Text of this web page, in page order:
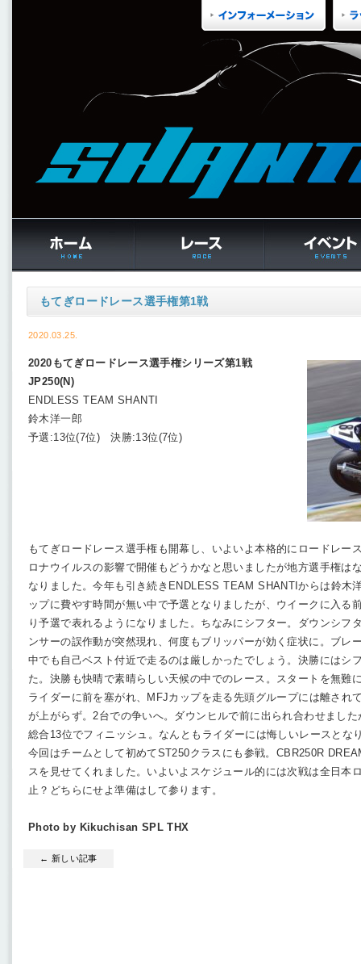
もてぎロードレース選手権第1戦
2020.03.25.
2020もてぎロードレース選手権シリーズ第1戦
JP250(N)
ENDLESS TEAM SHANTI
鈴木洋一郎
予選:13位(7位) 決勝:13位(7位)
もてぎロードレース選手権も開幕し、いよいよ本格的にロードレー
ロナウイルスの影響で開催もどうかなと思いましたが地方選手権は
なりました。今年も引き続きENDLESS TEAM SHANTIからは鈴木
ップに費やす時間が無い中で予選となりましたが、ウイークに入る
り予選で表れるようになりました。ちなみにシフター。ダウンシフ
ンサーの誤作動が突然現れ、何度もブリッパーが効く症状に。ブレ
中でも自己ベスト付近で走るのは厳しかったでしょう。決勝にはシ
た。決勝も快晴で素晴らしい天候の中でのレース。スタートを無難
ライダーに前を塞がれ、MFJカップを走る先頭グループには離され
が上がらず。2台での争いへ。ダウンヒルで前に出られ合わせまし
総合13位でフィニッシュ。なんともライダーには悔しいレースとな
今回はチームとして初めてST250クラスにも参戦。CBR250R
スを見せてくれました。いよいよスケジュール的には次戦は全日本
止？どちらにせよ準備はして参ります。
Photo by Kikuchisan SPL THX
← 新しい記事